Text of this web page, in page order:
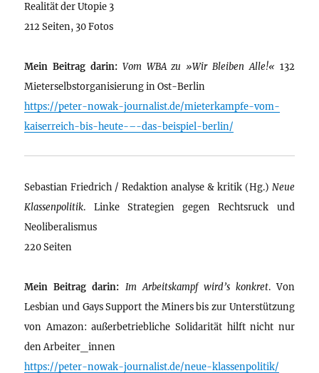
Realität der Utopie 3
212 Seiten, 30 Fotos
Mein Beitrag darin: Vom WBA zu »Wir Bleiben Alle!« 132
Mieterselbstorganisierung in Ost-Berlin
https://peter-nowak-journalist.de/mieterkampfe-vom-
kaiserreich-bis-heute-–-das-beispiel-berlin/
Sebastian Friedrich / Redaktion analyse & kritik (Hg.) Neue
Klassenpolitik. Linke Strategien gegen Rechtsruck und
Neoliberalismus
220 Seiten
Mein Beitrag darin: Im Arbeitskampf wird’s konkret. Von
Lesbian und Gays Support the Miners bis zur Unterstützung
von Amazon: außerbetriebliche Solidarität hilft nicht nur
den Arbeiter_innen
https://peter-nowak-journalist.de/neue-klassenpolitik/